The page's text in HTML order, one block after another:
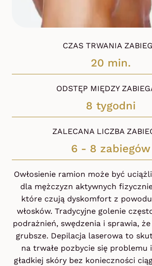
CZAS TRWANIA
20 min.
ODSTĘP MIĘDZY
8 tygodni
ZALECANA LICZBA
6 - 8 zabiegów
Owłosienie ramion może być
dla mężczyzn aktywnych
które czują dyskomfort z
włosków. Tradycyjne golenie
podrażnień, swędzenia i sprawia, że
grubsze. Depilacja laserowa to
na trwałe pozbycie się problemu
gładkiej skóry bez konieczności